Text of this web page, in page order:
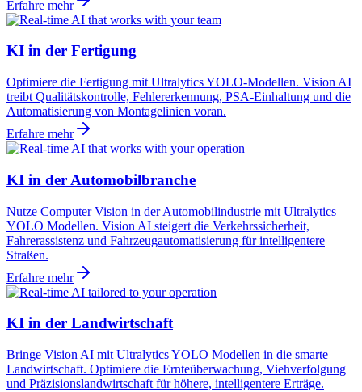
Erfahre mehr
KI in der Fertigung
Optimiere die Fertigung mit Ultralytics YOLO-Modellen. Vision AI
treibt Qualitätskontrolle, Fehlererkennung, PSA-Einhaltung und die
Automatisierung von Montagelinien voran.
Erfahre mehr
KI in der Automobilbranche
Nutze Computer Vision in der Automobilindustrie mit Ultralytics
YOLO Modellen. Vision AI steigert die Verkehrssicherheit,
Fahrerassistenz und Fahrzeugautomatisierung für intelligentere
Straßen.
Erfahre mehr
KI in der Landwirtschaft
Bringe Vision AI mit Ultralytics YOLO Modellen in die smarte
Landwirtschaft. Optimiere die Ernteüberwachung, Viehverfolgung
und Präzisionslandwirtschaft für höhere, intelligentere Erträge.